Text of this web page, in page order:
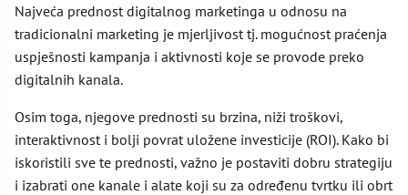
Najveća prednost digitalnog marketinga u odnosu na
tradicionalni marketing je mjerljivost tj. mogućnost praćenja
uspješnosti kampanja i aktivnosti koje se provode preko
digitalnih kanala.
Osim toga, njegove prednosti su brzina, niži troškovi,
interaktivnost i bolji povrat uložene investicije (ROI). Kako bi
iskoristili sve te prednosti, važno je postaviti dobru strategiju
i izabrati one kanale i alate koji su za određenu tvrtku ili obrt